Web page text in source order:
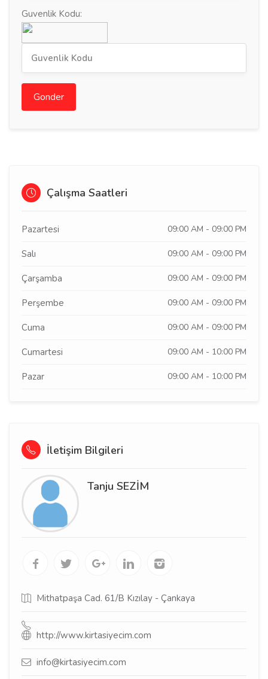
Guvenlik Kodu:
Gonder
Çalışma Saatleri
Pazartesi 09:00 AM - 09:00 PM
Salı 09:00 AM - 09:00 PM
Çarşamba 09:00 AM - 09:00 PM
Perşembe 09:00 AM - 09:00 PM
Cuma 09:00 AM - 09:00 PM
Cumartesi 09:00 AM - 10:00 PM
Pazar 09:00 AM - 10:00 PM
İletişim Bilgileri
Tanju SEZİM
Mithatpaşa Cad. 61/B Kızılay - Çankaya
http://www.kirtasiyecim.com
info@kirtasiyecim.com